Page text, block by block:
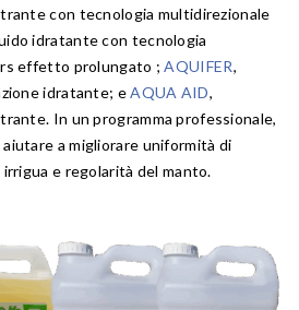
con tecnologia multidirezionale
idratante con tecnologia
effetto prolungato ;AQUIFER,
idratante; eAQUA AID,
In un programma professionale,
a migliorare uniformità di
e regolarità del manto.